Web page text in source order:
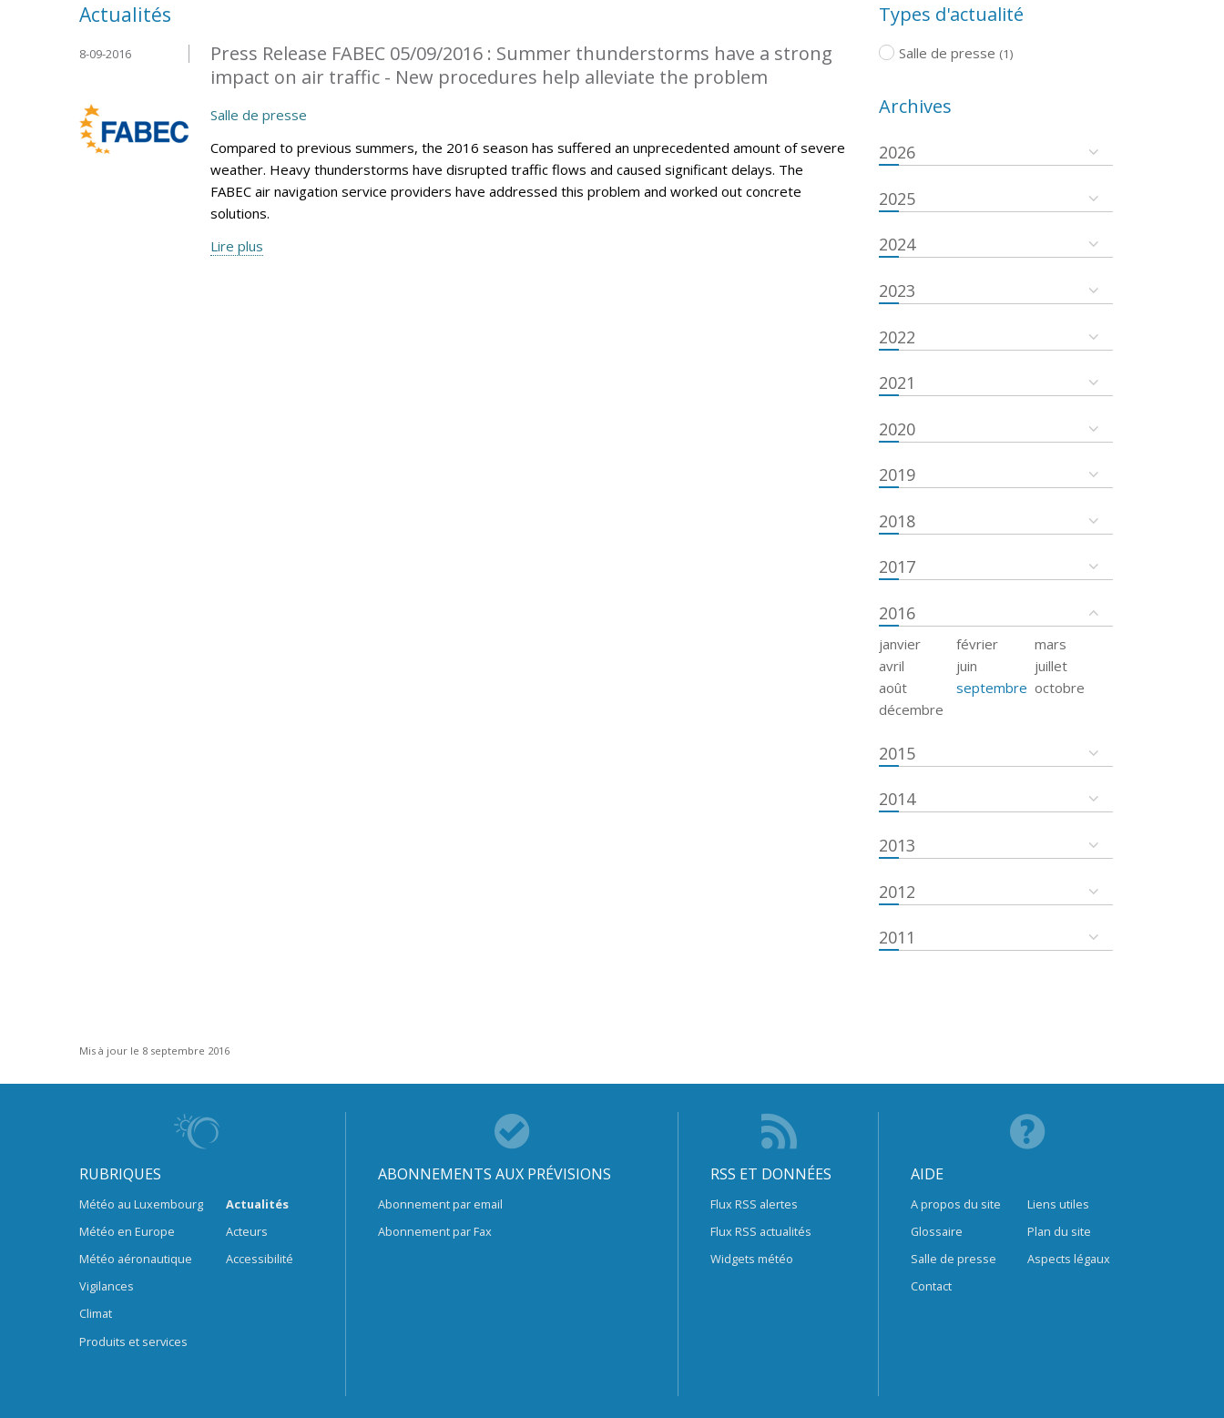
Actualités
Press Release FABEC 05/09/2016 : Summer thunderstorms have a strong
impact on air traffic - New procedures help alleviate the problem
8-09-2016
Salle de presse
Compared to previous summers, the 2016 season has suffered an unprecedented amount of severe
weather. Heavy thunderstorms have disrupted traffic flows and caused significant delays. The
FABEC air navigation service providers have addressed this problem and worked out concrete
solutions.
Lire plus
Types d'actualité
Salle de presse (1)
Archives
2026
2025
2024
2023
2022
2021
2020
2019
2018
2017
2016
janvier février
mars
avril
juin
juillet
août
septembre octobre
décembre
2015
2014
2013
2012
2011
Mis à jour le 8 septembre 2016
RUBRIQUES
Météo au Luxembourg
Météo en Europe
Météo aéronautique
Vigilances
Climat
Produits et services
Actualités
Acteurs
Accessibilité
ABONNEMENTS AUX PRÉVISIONS
Abonnement par email
Abonnement par Fax
RSS ET DONNÉES
Flux RSS alertes
Flux RSS actualités
Widgets météo
AIDE
A propos du site
Glossaire
Salle de presse
Contact
Liens utiles
Plan du site
Aspects légaux